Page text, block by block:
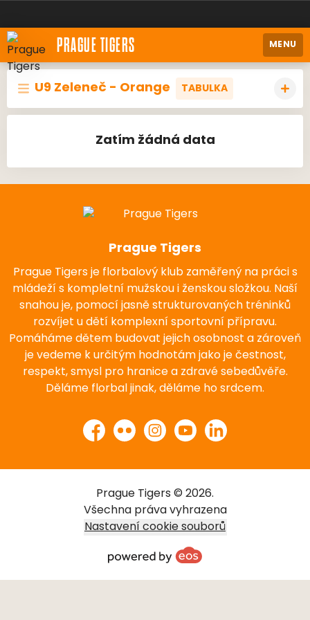
PRAGUE TIGERS MENU
U9 Zeleneč - Orange TABULKA
Zatím žádná data
Prague Tigers
Prague Tigers je florbalový klub zaměřený na práci s
mládeží s kompletní mužskou i ženskou složkou. Naší
snahou je, pomocí jasně strukturovaných tréninků
rozvíjet u dětí komplexní sportovní přípravu.
Pomáháme dětem budovat jejich osobnost a zároveň
je vedeme k určitým hodnotám jako je čestnost,
respekt, smysl pro hranice a zdravé sebedůvěře.
Děláme florbal jinak, děláme ho srdcem.
Facebook
Flickr InstagramYouTubeLinkedIn
Prague Tigers © 2026.
Všechna práva vyhrazena
Nastavení cookie souborů